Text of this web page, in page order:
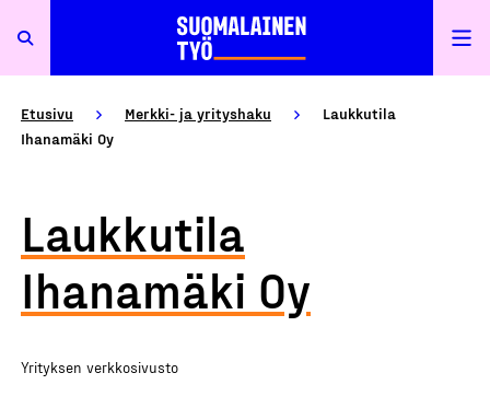
Etusivu Merkki- ja yrityshaku
Laukkutila
Ihanamäki Oy
Laukkutila
Ihanamäki Oy
Yrityksen verkkosivusto